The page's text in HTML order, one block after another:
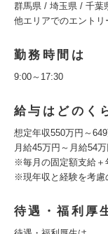
群馬県 / 埼玉県 / 千葉
他エリアでのエント
勤務時間は
9:00～17:30
給与はどのく
想定年収550万円～
月給45万円～月給54万
※毎月の固定額支給＋
※現年収と経験を考慮
待遇・福利厚